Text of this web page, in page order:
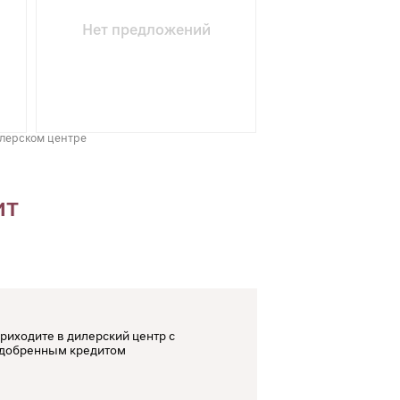
Нет предложений
центре
в дилерский центр с
кредитом